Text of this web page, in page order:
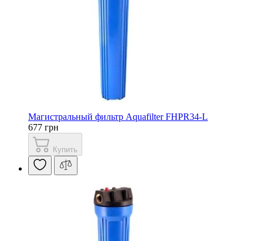
Магистральный фильтр Aquafilter FHPR34-L
677 грн
Купить